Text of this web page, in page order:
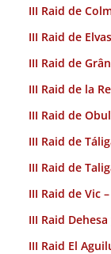
III Raid de
III Raid de
III Raid de
III Raid de la
III Raid de
III Raid de
III Raid de
III Raid de Vic
III Raid
III Raid El